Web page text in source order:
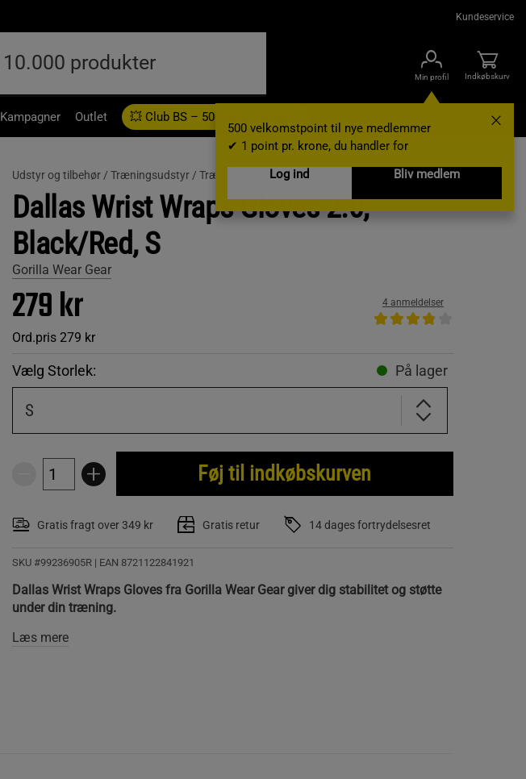
Kundeservice
Min profil
500 velkomstpoint til nye medlemmer
✔ 1 point pr. krone, du handler for
Log ind
Bliv medlem
Indkøbskurv
Kampagner Outlet 💥 Club BS – 500 velkomstpoint Gavekort
Udstyr og tilbehør / Træningsudstyr / Træningshandsker
Dallas Wrist Wraps Gloves 2.0,
Black/Red, S
Gorilla Wear Gear
279 kr
Ord.pris 279 kr
4 anmeldelser
Vælg Storlek: På lager
S
Føj til indkøbskurven
Gratis fragt over 349 kr Gratis retur 14 dages fortrydelsesret
SKU #99236905R | EAN 8721122841921
Dallas Wrist Wraps Gloves fra Gorilla Wear Gear giver dig stabilitet og støtte
under din træning.
Læs mere